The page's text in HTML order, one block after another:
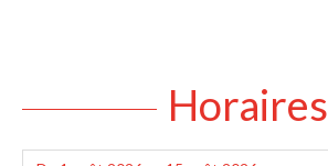
Horaires